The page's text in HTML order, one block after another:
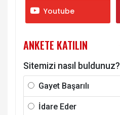
Youtube
ANKETE KATILIN
Sitemizi nasıl buldunuz?
Gayet Başarılı
İdare Eder